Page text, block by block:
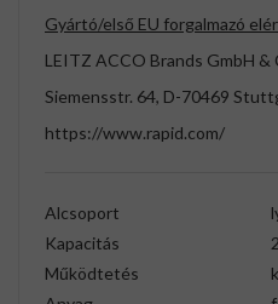
Gyártó/első EU forgalmazó
LEITZ ACCO Brands GmbH &
Siemensstr. 64, D-70469
https://www.rapid.com/
Alcsoport
Kapacitás
Működtetés